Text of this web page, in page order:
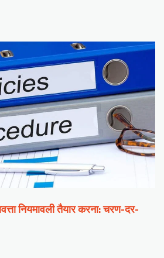
नियमावली तैयार करना: चरण-दर-